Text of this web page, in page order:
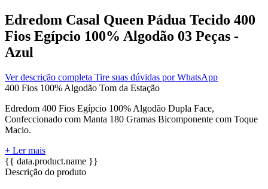
Edredom Casal Queen Pádua Tecido 400
Fios Egípcio 100% Algodão 03 Peças -
Azul
Ver descrição completa Tire suas dúvidas por WhatsApp
400 Fios 100% Algodão Tom da Estação
Edredom 400 Fios Egípcio 100% Algodão Dupla Face,
Confeccionado com Manta 180 Gramas Bicomponente com Toque
Macio.
+ Ler mais
{{ data.product.name }}
Descrição do produto